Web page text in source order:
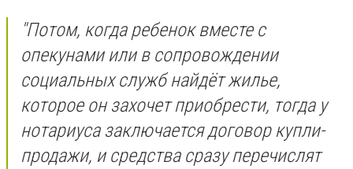
"Потом, когда ребенок вместе с
опекунами или в сопровождении
социальных служб найдёт жилье,
которое он захочет приобрести, тогда у
нотариуса заключается договор купли-
продажи, и средства сразу перечислят